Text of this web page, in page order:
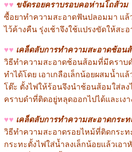
♥♥ ขจัดรอยคราบรอบคอห่านโถส้วม
ซื้อยาทำความสะอาดฟันปลอมมา แล้
ไว้ค้างคืน รุ่งเช้าจึงใช้แปรงขัดให้สะ
♥♥ เคล็ดลับการทำความสะอาดช้อน
วิธีทำความสะอาดช้อนส้อมที่มีคราบ
ทำได้โดย เอาเกลือเล็กน้อยผสมน้ำแ
โต๊ะ ตั้งไฟให้ร้อนจึงนำช้อนส้อมใส่ลง
คราบดำที่ติดอยู่หลุดออกไปได้และเงา
♥♥ เคล็ดลับการทำความสะอาดกระท
วิธีทำความสะอาดรอยไหม้ที่ติดกระ
กระทะตั้งไฟใส่น้ำลงเล็กน้อยแล้วเอ